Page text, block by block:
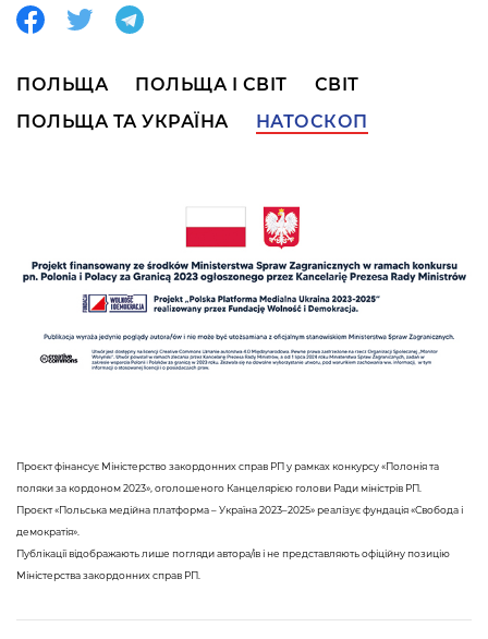
ПОЛЬЩА ПОЛЬЩА І СВІТ
СВІТ
ПОЛЬЩА ТА УКРАЇНА
НАТОСКОП
Проєкт фінансує Міністерство закордонних справ РП у рамках конкурсу «Полонія та
поляки за кордоном 2023», оголошеного Канцелярією голови Ради міністрів РП.
Проєкт «Польська медійна платформа – Україна 2023–2025» реалізує фундація «Свобода і
демократія».
Публікації відображають лише погляди автора/ів і не представляють офіційну позицію
Міністерства закордонних справ РП.